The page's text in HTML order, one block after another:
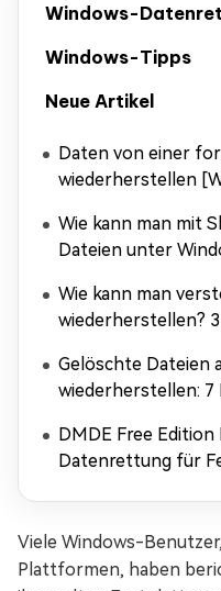
Windows-
Windows-Tipps
Neue Artikel
Daten von einer
wiederherstellen
Wie kann man mit
Dateien unter
Wie kann man
wiederherstellen?
Gelöschte Dateien
wiederherstellen: 7
DMDE Free
Datenrettung für
Viele Windows-
Plattformen, haben